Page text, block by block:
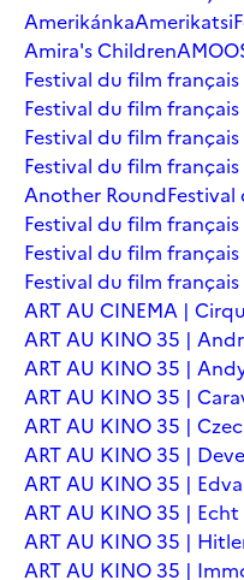
AmerikánkaAmerikatsi
Amira's Children
Festival du film
Festival du film
Festival du film
Festival du film
Another Round
Festival du film
Festival du film
Festival du film
ART AU CINEMA |
ART AU KINO 35 |
ART AU KINO 35 |
ART AU KINO 35 |
ART AU KINO 35 |
ART AU KINO 35 |
ART AU KINO 35 |
ART AU KINO 35 |
ART AU KINO 35 |
ART AU KINO 35 |